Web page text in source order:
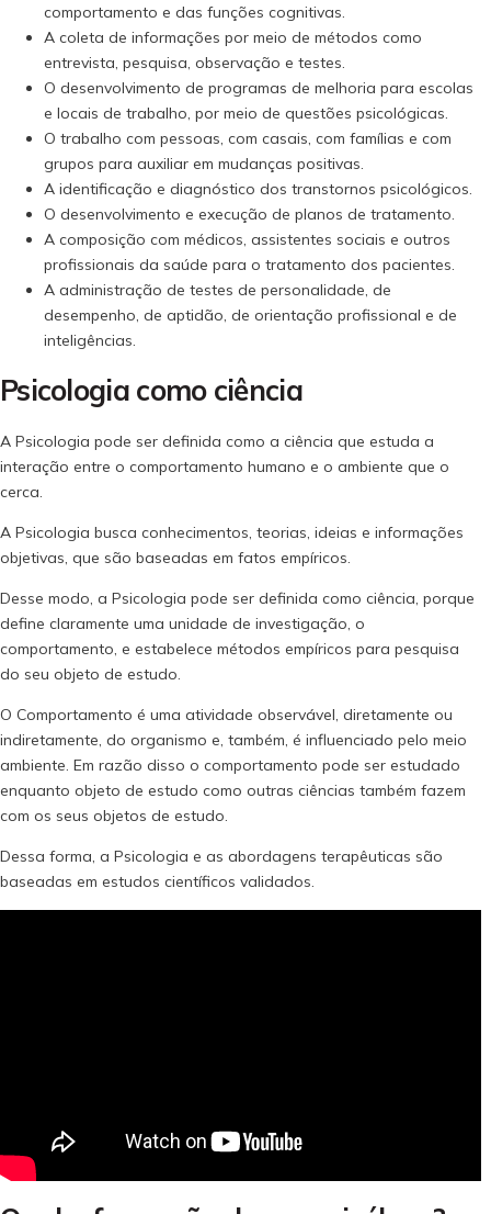
comportamento e das funções cognitivas.
A coleta de informações por meio de métodos como
entrevista, pesquisa, observação e testes.
O desenvolvimento de programas de melhoria para escolas
e locais de trabalho, por meio de questões psicológicas.
O trabalho com pessoas, com casais, com famílias e com
grupos para auxiliar em mudanças positivas.
A identificação e diagnóstico dos transtornos psicológicos.
O desenvolvimento e execução de planos de tratamento.
A composição com médicos, assistentes sociais e outros
profissionais da saúde para o tratamento dos pacientes.
A administração de testes de personalidade, de
desempenho, de aptidão, de orientação profissional e de
inteligências.
Psicologia como ciência
A Psicologia pode ser definida como a ciência que estuda a
interação entre o comportamento humano e o ambiente que o
cerca.
A Psicologia busca conhecimentos, teorias, ideias e informações
objetivas, que são baseadas em fatos empíricos.
Desse modo, a Psicologia pode ser definida como ciência, porque
define claramente uma unidade de investigação, o
comportamento, e estabelece métodos empíricos para pesquisa
do seu objeto de estudo.
O Comportamento é uma atividade observável, diretamente ou
indiretamente, do organismo e, também, é influenciado pelo meio
ambiente. Em razão disso o comportamento pode ser estudado
enquanto objeto de estudo como outras ciências também fazem
com os seus objetos de estudo.
Dessa forma, a Psicologia e as abordagens terapêuticas são
baseadas em estudos científicos validados.